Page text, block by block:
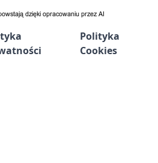
Polityka
Cookies